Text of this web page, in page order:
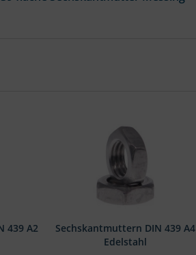
439 A2
Sechskantmuttern DIN 439 A4
Edelstahl